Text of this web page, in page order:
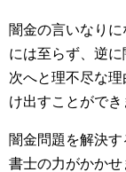
闇金の言いなり
には至らず、逆
次へと理不尽な
け出すことができ
闇金問題を解決
書士の力がかかせ